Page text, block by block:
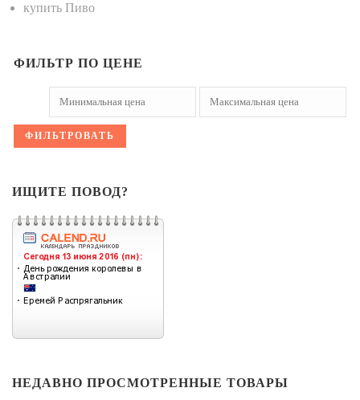
купить Пиво
ФИЛЬТР ПО ЦЕНЕ
ФИЛЬТРОВАТЬ
ИЩИТЕ ПОВОД?
НЕДАВНО ПРОСМОТРЕННЫЕ ТОВАРЫ